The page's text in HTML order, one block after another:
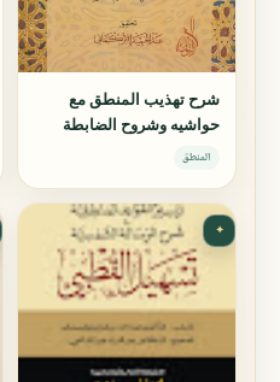
شرح تهذيب المنطق مع
حواشيه وشروح الضابطة
المنطق
✦